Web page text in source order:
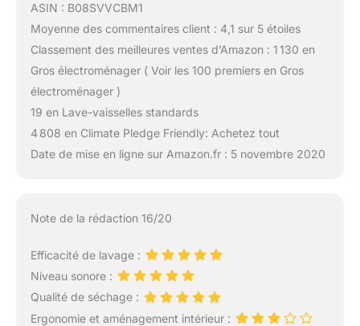
ASIN : B08SVVCBM1
Moyenne des commentaires client : 4,1 sur 5 étoiles
Classement des meilleures ventes d’Amazon : 1 130 en
Gros électroménager ( Voir les 100 premiers en Gros
électroménager )
19 en Lave-vaisselles standards
4 808 en Climate Pledge Friendly: Achetez tout
Date de mise en ligne sur Amazon.fr : 5 novembre 2020
Note de la rédaction 16/20
Efficacité de lavage :
Niveau sonore :
Qualité de séchage :
Ergonomie et aménagement intérieur :